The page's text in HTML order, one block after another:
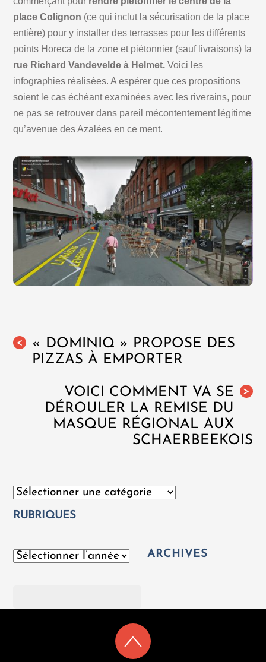
place Colignon (ce qui inclut la sécurisation de la place
entière) pour y installer des terrasses pour les différents
points Horeca de la zone et piétonnier (sauf livraisons) la
rue Richard Vandevelde à Helmet. Voici les
infographies réalisées. A espérer que ces propositions
soient le cas échéant examinées avec les riverains, pour
ne pas se retrouver dans pareil mécontentement légitime
qu’avenue des Azalées en ce ment.
<
« DOMINIQ » PROPOSE DES
PIZZAS À EMPORTER
>
VOICI COMMENT VA SE
DÉROULER LA REMISE DU
MASQUE RÉGIONAL AUX
SCHAERBEEKOIS
Catégories
RUBRIQUES
Archives ARCHIVES